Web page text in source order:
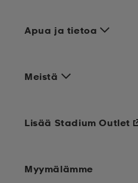
Apua ja tietoa
Meistä
Lisää Stadium Outlet
Myymälämme